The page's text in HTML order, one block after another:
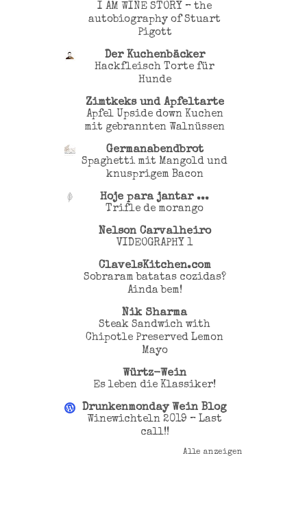
I AM WINE STORY – the
autobiography of Stuart
Pigott
Der Kuchenbäcker
Hackfleisch Torte für
Hunde
Zimtkeks und Apfeltarte
Apfel Upside down Kuchen
mit gebrannten Walnüssen
Germanabendbrot
Spaghetti mit Mangold und
knusprigem Bacon
Hoje para jantar ...
Trifle de morango
Nelson Carvalheiro
VIDEOGRAPHY 1
ClavelsKitchen.com
Sobraram batatas cozidas?
Ainda bem!
Nik Sharma
Steak Sandwich with
Chipotle Preserved Lemon
Mayo
Würtz-Wein
Es leben die Klassiker!
Drunkenmonday Wein Blog
Winewichteln 2019 – Last
call!!
Alle anzeigen